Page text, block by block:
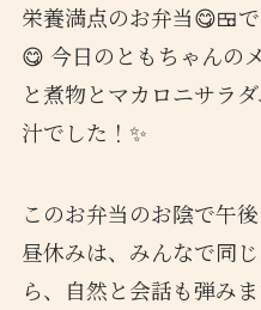
栄養満点のお弁当😋🍱
😋 今日のともちゃんの
と煮物とマカロニサラ
汁でした！✨
このお弁当のお陰で午
昼休みは、みんなで同
ら、自然と会話も弾み